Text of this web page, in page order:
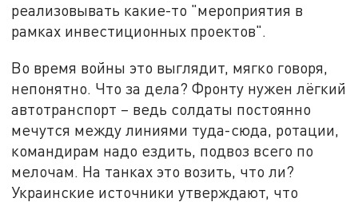
реализовывать какие-то "мероприятия в
рамках инвестиционных проектов".
Во время войны это выглядит, мягко говоря,
непонятно. Что за дела? Фронту нужен лёгкий
автотранспорт – ведь солдаты постоянно
мечутся между линиями туда-сюда, ротации,
командирам надо ездить, подвоз всего по
мелочам. На танках это возить, что ли?
Украинские источники утверждают, что